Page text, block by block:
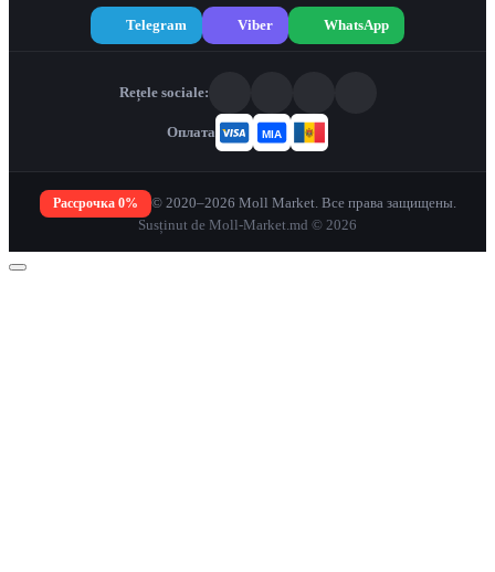
Telegram Viber WhatsApp
Rețele sociale:
Оплата
Рассрочка 0%
© 2020–2026 Moll Market. Все права защищены.
Susținut de Moll-Market.md © 2026